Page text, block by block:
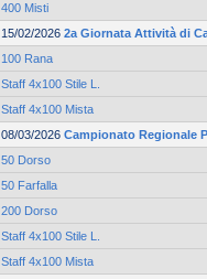
400 Misti
15/02/2026 2a Giornata Attività di
100 Rana
Staff 4x100 Stile L.
Staff 4x100 Mista
08/03/2026 Campionato Regionale
50 Dorso
50 Farfalla
200 Dorso
Staff 4x100 Stile L.
Staff 4x100 Mista